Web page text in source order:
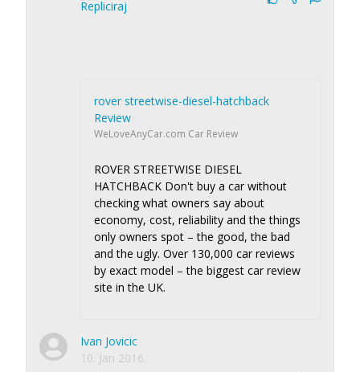
Repliciraj
rover streetwise-diesel-hatchback
Review
WeLoveAnyCar.com Car Review
ROVER STREETWISE DIESEL
HATCHBACK Don't buy a car without
checking what owners say about
economy, cost, reliability and the things
only owners spot – the good, the bad
and the ugly. Over 130,000 car reviews
by exact model – the biggest car review
site in the UK.
Ivan Jovicic
10. Jan 2016.